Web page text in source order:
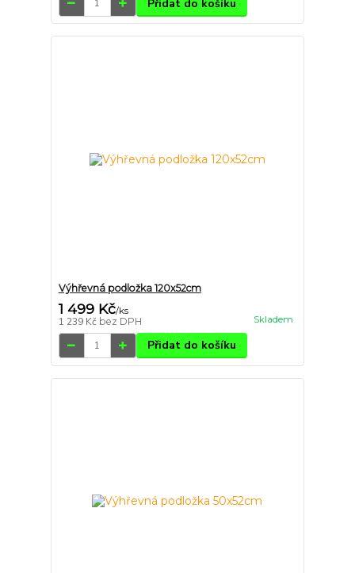
Přidat do košíku
Výhřevná podložka 120x52cm
1 499 Kč/ks
1 239 Kč bez DPH Skladem
Přidat do košíku